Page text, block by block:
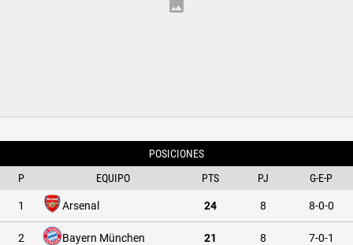
POSICIONES
P
EQUIPO PTS PJ G-E-P
1 Arsenal 24 8 8-0-0
2 Bayern München 21 8 7-0-1